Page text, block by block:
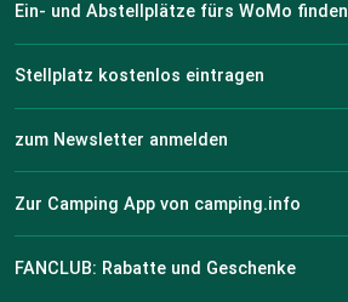
Ein- und Abstellplätze fürs WoMo finden
Stellplatz kostenlos eintragen
zum Newsletter anmelden
Zur Camping App von camping.info
FANCLUB: Rabatte und Geschenke